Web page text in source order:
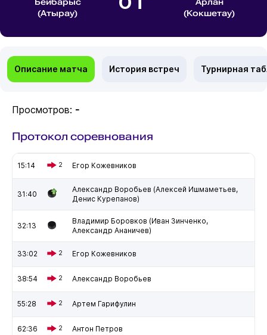
(Атырау)
(Кокшетау)
Описание матча История встреч Турнирная
Просмотров: -
Протокол соревнования
15:14 2 Егор Кожевников
31:40
Александр Воробьев (Алексей Ишмаметьев,
Денис Курепанов)
32:13
Владимир Боровков (Иван Зинченко,
Александр Ананичев)
33:02 2 Егор Кожевников
38:54 2 Александр Воробьев
55:28 2 Артем Гарифулин
62:36 2 Антон Петров